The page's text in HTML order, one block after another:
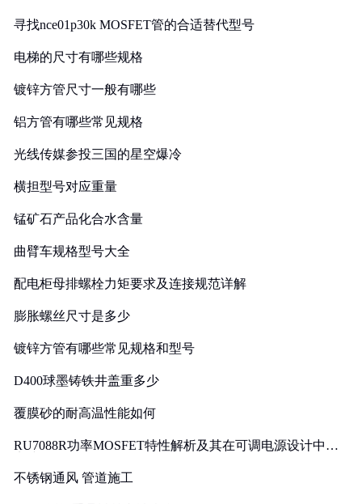
寻找nce01p30k MOSFET管的合适替代型号
电梯的尺寸有哪些规格
镀锌方管尺寸一般有哪些
铝方管有哪些常见规格
光线传媒参投三国的星空爆冷
横担型号对应重量
锰矿石产品化合水含量
曲臂车规格型号大全
配电柜母排螺栓力矩要求及连接规范详解
膨胀螺丝尺寸是多少
镀锌方管有哪些常见规格和型号
D400球墨铸铁井盖重多少
覆膜砂的耐高温性能如何
RU7088R功率MOSFET特性解析及其在可调电源设计中的
不锈钢通风 管道施工